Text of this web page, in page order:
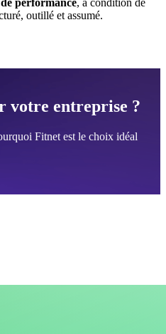
performance, à condition de
outillé et assumé.
votre entreprise ?
Fitnet est le choix idéal